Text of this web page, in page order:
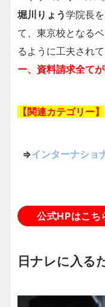
堀川りょう学院長
て、東京校となる
るように工夫されて
ー、資料請求全て
【関連カテゴリー】
⇒インターナショ
公式HPはこち
日ナレに入る